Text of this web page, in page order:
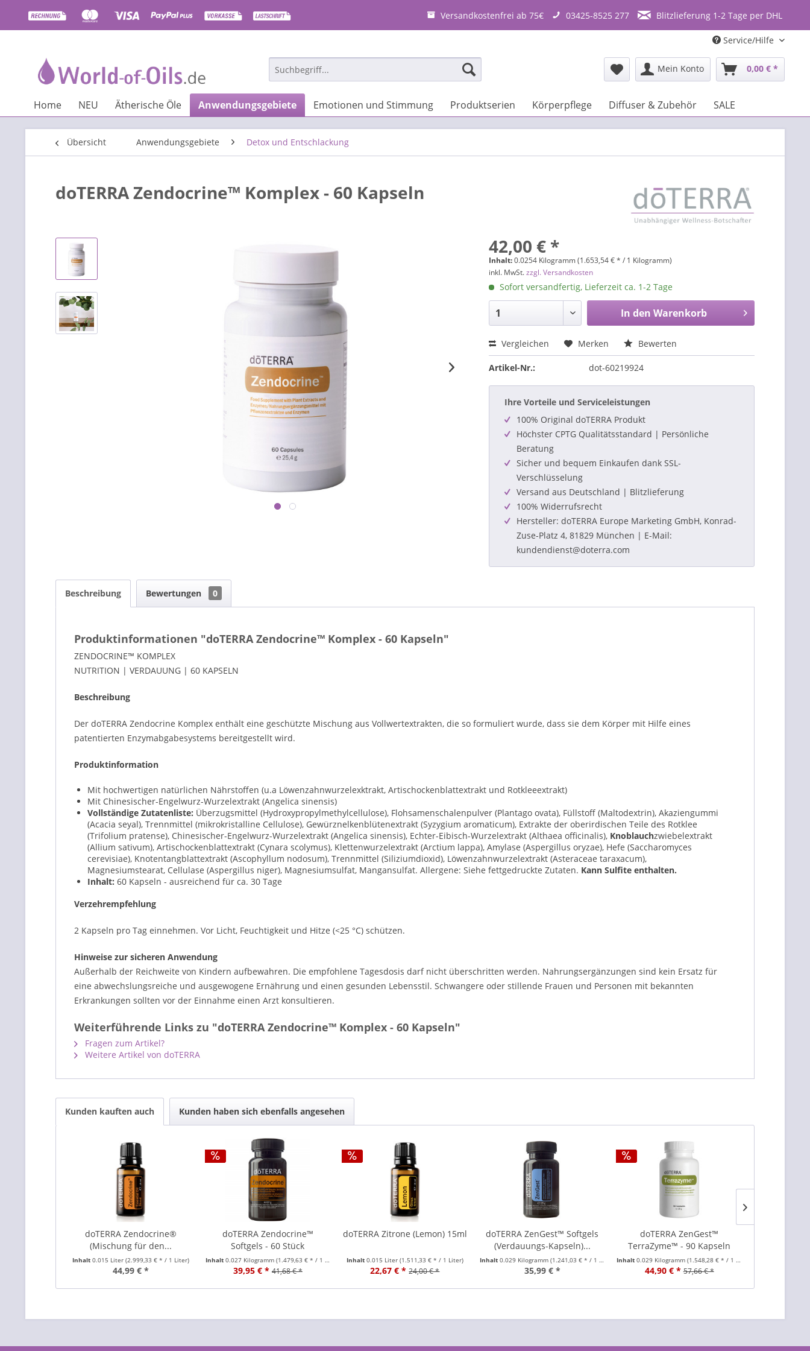
Versandkostenfrei ab 75€ 03425-8525 277 Blitzlieferung 1-2 Tage per DHL
Service/Hilfe
Mein Konto 0,00 € *
Home NEU Ätherische Öle Anwendungsgebiete Emotionen und Stimmung Produktserien Körperpflege Diffuser & Zubehör SALE
Übersicht Anwendungsgebiete Detox und Entschlackung
doTERRA Zendocrine™ Komplex - 60 Kapseln
42,00 € *
Inhalt:0.0254 Kilogramm (1.653,54 € * / 1 Kilogramm)
inkl. MwSt.zzgl. Versandkosten
Sofort versandfertig, Lieferzeit ca. 1-2 Tage
In den Warenkorb
Vergleichen Merken Bewerten
Artikel-Nr.: dot-60219924
Ihre Vorteile und Serviceleistungen
100% Original doTERRA Produkt
Höchster CPTG Qualitätsstandard | Persönliche
Beratung
Sicher und bequem Einkaufen dank SSL-
Verschlüsselung
Versand aus Deutschland | Blitzlieferung
100% Widerrufsrecht
Hersteller: doTERRA Europe Marketing GmbH, Konrad-
Zuse-Platz 4, 81829 München | E-Mail:
kundendienst@doterra.com
Beschreibung Bewertungen 0
Produktinformationen "doTERRA Zendocrine™ Komplex - 60 Kapseln"
ZENDOCRINE™ KOMPLEX
NUTRITION | VERDAUUNG | 60 KAPSELN
Beschreibung
Der doTERRA Zendocrine Komplex enthält eine geschützte Mischung aus Vollwertextrakten, die so formuliert wurde, dass sie dem Körper mit Hilfe eines
patentierten Enzymabgabesystems bereitgestellt wird.
Produktinformation
Mit hochwertigen natürlichen Nährstoffen (u.a Löwenzahnwurzelexktrakt, Artischockenblattextrakt und Rotkleeextrakt)
Mit Chinesischer-Engelwurz-Wurzelextrakt (Angelica sinensis)
Vollständige Zutatenliste: Überzugsmittel (Hydroxypropylmethylcellulose), Flohsamenschalenpulver (Plantago ovata), Füllstoff (Maltodextrin), Akaziengummi
(Acacia seyal), Trennmittel (mikrokristalline Cellulose), Gewürznelkenblütenextrakt (Syzygium aromaticum), Extrakte der oberirdischen Teile des Rotklee
(Trifolium pratense), Chinesischer-Engelwurz-Wurzelextrakt (Angelica sinensis), Echter-Eibisch-Wurzelextrakt (Althaea officinalis), Knoblauchzwiebelextrakt
(Allium sativum), Artischockenblattextrakt (Cynara scolymus), Klettenwurzelextrakt (Arctium lappa), Amylase (Aspergillus oryzae), Hefe (Saccharomyces
cerevisiae), Knotentangblattextrakt (Ascophyllum nodosum), Trennmittel (Siliziumdioxid), Löwenzahnwurzelextrakt (Asteraceae taraxacum),
Magnesiumstearat, Cellulase (Aspergillus niger), Magnesiumsulfat, Mangansulfat. Allergene: Siehe fettgedruckte Zutaten. Kann Sulfite enthalten.
Inhalt: 60 Kapseln - ausreichend für ca. 30 Tage
Verzehrempfehlung
2 Kapseln pro Tag einnehmen. Vor Licht, Feuchtigkeit und Hitze (<25 °C) schützen.
Hinweise zur sicheren Anwendung
Außerhalb der Reichweite von Kindern aufbewahren. Die empfohlene Tagesdosis darf nicht überschritten werden. Nahrungsergänzungen sind kein Ersatz für
eine abwechslungsreiche und ausgewogene Ernährung und einen gesunden Lebensstil. Schwangere oder stillende Frauen und Personen mit bekannten
Erkrankungen sollten vor der Einnahme einen Arzt konsultieren.
Weiterführende Links zu "doTERRA Zendocrine™ Komplex - 60 Kapseln"
Fragen zum Artikel?
Weitere Artikel von doTERRA
Kunden kauften auch Kunden haben sich ebenfalls angesehen
doTERRA Zendocrine®
(Mischung für den...
Inhalt 0.015 Liter (2.999,33 € * / 1 Liter)
44,99 € *
doTERRA Zendocrine™
Softgels - 60 Stück
Inhalt 0.027 Kilogramm (1.479,63 € * / 1 Kilogramm)
39,95 € * 41,68 € *
doTERRA Zitrone (Lemon) 15ml
Inhalt 0.015 Liter (1.511,33 € * / 1 Liter)
22,67 € * 24,00 € *
doTERRA ZenGest™ Softgels
(Verdauungs-Kapseln)...
Inhalt 0.029 Kilogramm (1.241,03 € * / 1 Kilogramm)
35,99 € *
doTERRA ZenGest™
TerraZyme™ - 90 Kapseln
Inhalt0.029 Kilogramm(1.548,28 € * / 1 Kilogramm)
44,90 € * 57,66 € *